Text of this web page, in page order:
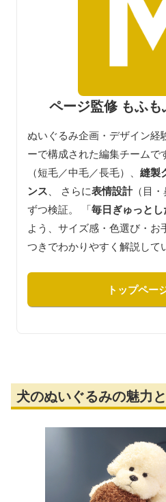
ページ監修 もふ
ぬいぐるみ企画・デザイン経
ーで構成された編集チームで
（短毛／中毛／長毛）、 縫製
ンス 、 さらに表情設計（目
ずつ検証。 「毎日ぎゅっと
よう、サイズ感・色選び・
つきでわかりやすく解説して
トップペー
犬のぬいぐるみの魅力